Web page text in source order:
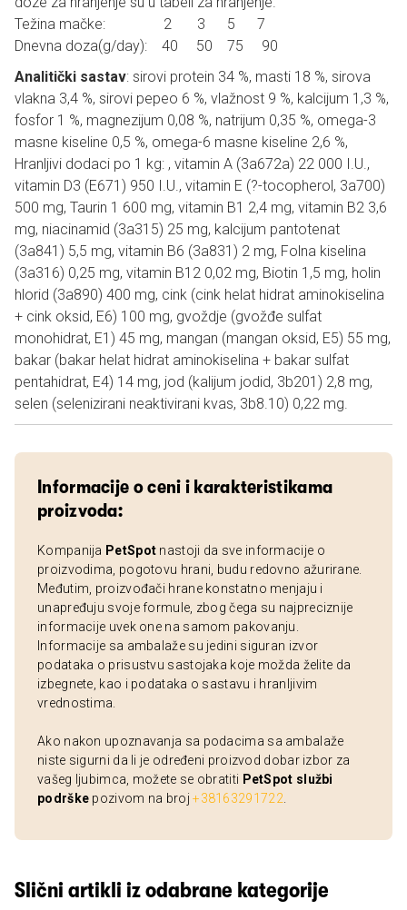
Težina mačke: 2 3 5 7
Dnevna doza(g/day): 40 50 75 90
Analitički sastav: sirovi protein 34 %, masti 18 %, sirova
vlakna 3,4 %, sirovi pepeo 6 %, vlažnost 9 %, kalcijum 1,3 %,
fosfor 1 %, magnezijum 0,08 %, natrijum 0,35 %, omega-3
masne kiseline 0,5 %, omega-6 masne kiseline 2,6 %,
Hranljivi dodaci po 1 kg: , vitamin A (3a672a) 22 000 I.U.,
vitamin D3 (E671) 950 I.U., vitamin E (?-tocopherol, 3a700)
500 mg, Taurin 1 600 mg, vitamin B1 2,4 mg, vitamin B2 3,6
mg, niacinamid (3a315) 25 mg, kalcijum pantotenat
(3a841) 5,5 mg, vitamin B6 (3a831) 2 mg, Folna kiselina
(3a316) 0,25 mg, vitamin B12 0,02 mg, Biotin 1,5 mg, holin
hlorid (3a890) 400 mg, cink (cink helat hidrat aminokiselina
+ cink oksid, E6) 100 mg, gvoždje (gvožđe sulfat
monohidrat, E1) 45 mg, mangan (mangan oksid, E5) 55 mg,
bakar (bakar helat hidrat aminokiselina + bakar sulfat
pentahidrat, E4) 14 mg, jod (kalijum jodid, 3b201) 2,8 mg,
selen (selenizirani neaktivirani kvas, 3b8.10) 0,22 mg.
Informacije o ceni i karakteristikama
proizvoda:
Kompanija PetSpot nastoji da sve informacije o
proizvodima, pogotovu hrani, budu redovno ažurirane.
Međutim, proizvođači hrane konstatno menjaju i
unapređuju svoje formule, zbog čega su najpreciznije
informacije uvek one na samom pakovanju.
Informacije sa ambalaže su jedini siguran izvor
podataka o prisustvu sastojaka koje možda želite da
izbegnete, kao i podataka o sastavu i hranljivim
vrednostima.
Ako nakon upoznavanja sa podacima sa ambalaže
niste sigurni da li je određeni proizvod dobar izbor za
vašeg ljubimca, možete se obratiti PetSpot službi
podrške pozivom na broj+38163291722
Slični artikli iz odabrane kategorije